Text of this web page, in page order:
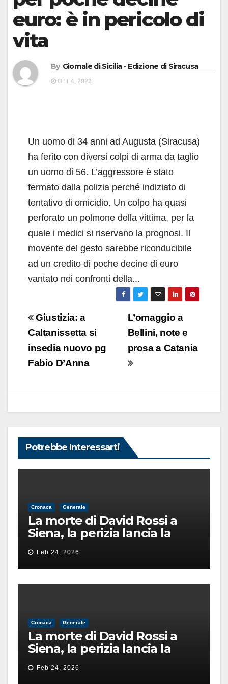
euro: è in pericolo di
vita
By Giornale di Sicilia - Edizione di Siracusa
OTT 4, 2023
Un uomo di 34 anni ad Augusta (Siracusa)
ha ferito con diversi colpi di arma da taglio
un uomo di 56. L’aggressore è stato
fermato dalla polizia perché indiziato di
tentativo di omicidio. Un colpo ha quasi
perforato un polmone della vittima, per la
quale i medici si riservano la prognosi. Il
movente del gesto sarebbe riconducibile
ad un credito di poche decine di euro
vantato nei confronti della...
Navigazione
articoli
L’omaggio a
Bellini, note e
prosa a Catania
Giustizia: a
Caltanissetta si
insedia nuovo pg
Fabio D’Anna
Potrebbe Interessarti
Cronaca Generale
La morte di David Rossi a
Siena, la perizia lancia la
pista di un’intimidazione
finita male
Feb 24, 2026
Cronaca Generale
La morte di David Rossi a
Siena, la perizia lancia la
pista di un’intimidazione
finita male
Feb 24, 2026